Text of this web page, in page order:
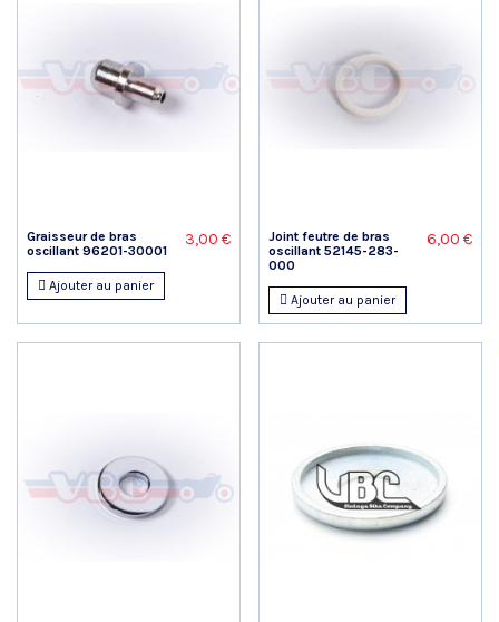
Graisseur de bras
oscillant 96201-30001
3,00 €
Ajouter au panier
Joint feutre de bras
oscillant 52145-283-
000
6,00 €
Ajouter au panier